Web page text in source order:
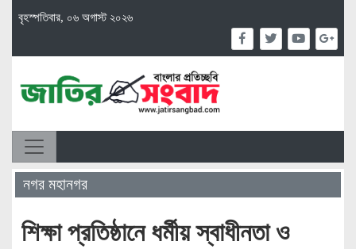
বৃহস্পতিবার, ০৬ অগাস্ট ২০২৬
নগর মহানগর
শিক্ষা প্রতিষ্ঠানে ধর্মীয় স্বাধীনতা ও